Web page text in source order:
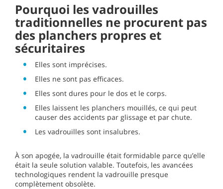
Pourquoi les vadrouilles
traditionnelles ne procurent pas
des planchers propres et
sécuritaires
Elles sont imprécises.
Elles ne sont pas efficaces.
Elles sont dures pour le dos et le corps.
Elles laissent les planchers mouillés, ce qui peut
causer des accidents par glissage et par chute.
Les vadrouilles sont insalubres.
À son apogée, la vadrouille était formidable parce qu’elle
était la seule solution valable. Toutefois, les avancées
technologiques rendent la vadrouille presque
complètement obsolète.